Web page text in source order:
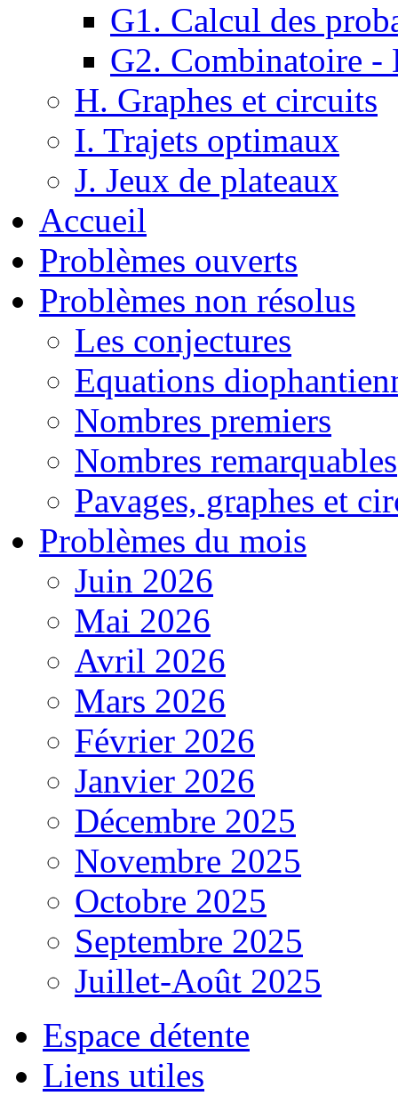
G1. Calcul des
G2. Combinatoire -
H. Graphes et circuits
I. Trajets optimaux
J. Jeux de plateaux
Accueil
Problèmes ouverts
Problèmes non résolus
Les conjectures
Equations
Nombres premiers
Nombres remarquables
Pavages, graphes et
Problèmes du mois
Juin 2026
Mai 2026
Avril 2026
Mars 2026
Février 2026
Janvier 2026
Décembre 2025
Novembre 2025
Octobre 2025
Septembre 2025
Juillet-Août 2025
Espace détente
Liens utiles